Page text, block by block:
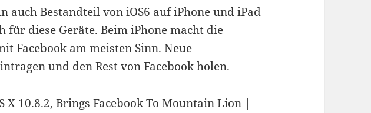
auch Bestandteil von iOS6 auf iPhone und iPad
für diese Geräte. Beim iPhone macht die
Facebook am meisten Sinn. Neue
und den Rest von Facebook holen.
X 10.8.2, Brings Facebook To Mountain Lion |